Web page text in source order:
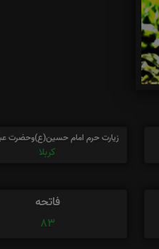
زیارت حرم امام حسین(ع)وحضرت
کربلا
فاتحه
83